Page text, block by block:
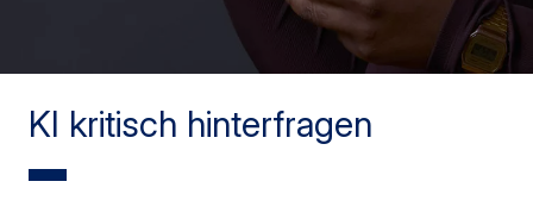
KI kritisch hinterfragen